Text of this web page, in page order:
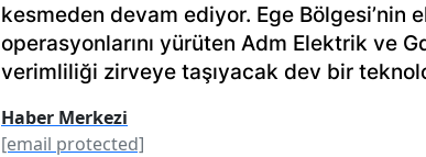
kesmeden devam ediyor. Ege Bölgesi’nin
operasyonlarını yürüten Adm Elektrik ve
verimliliği zirveye taşıyacak dev bir
Haber Merkezi
[email protected]